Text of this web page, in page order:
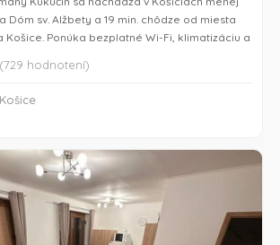
Dóm sv. Alžbety a 19 min. chôdze od miesta
Košice. Ponúka bezplatné Wi-Fi, klimatizáciu a
jednotky majú satelitnú TV s plochou
vybavenú kuchyňu s chladničkou a
miesta v blízkosti ubytovania Apartmány
Aréna, Spoločenský pavilón a Hrnčiarska
letisko Košice je vzdialené 5 km.
(729 hodnotení)